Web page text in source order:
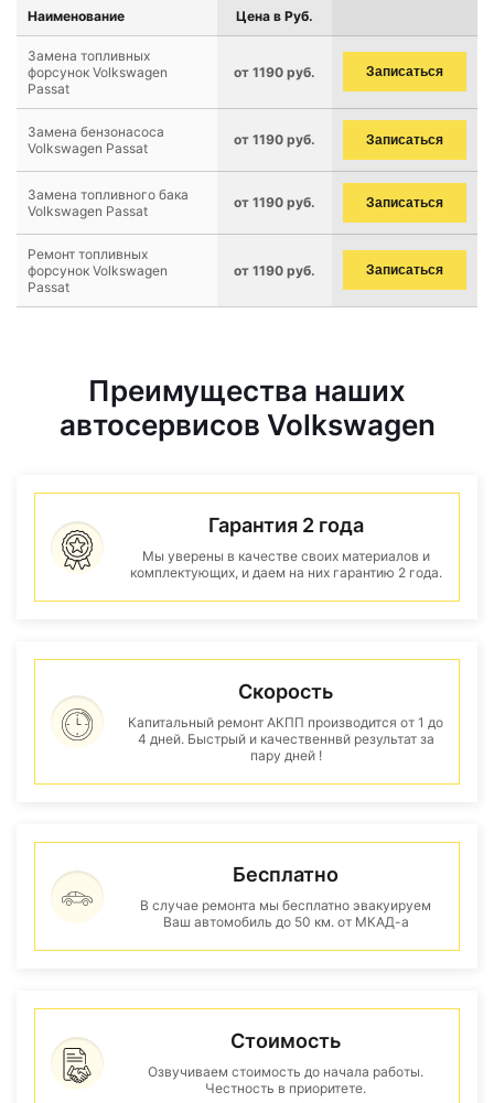
Наименование Цена в Руб.
Замена топливных
форсунок Volkswagen
Passat
от 1190 руб. Записаться
Замена бензонасоса
Volkswagen Passat
от 1190 руб. Записаться
Замена топливного бака
Volkswagen Passat
от 1190 руб. Записаться
Ремонт топливных
форсунок Volkswagen
Passat
от 1190 руб. Записаться
Преимущества наших
автосервисов Volkswagen
Гарантия 2 года
Мы уверены в качестве своих материалов и
комплектующих, и даем на них гарантию 2 года.
Скорость
Капитальный ремонт АКПП производится от 1 до
4 дней. Быстрый и качественнвй результат за
пару дней !
Бесплатно
В случае ремонта мы бесплатно эвакуируем
Ваш автомобиль до 50 км. от МКАД-а
Стоимость
Озвучиваем стоимость до начала работы.
Честность в приоритете.